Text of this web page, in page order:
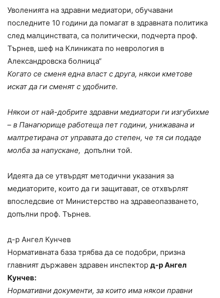
Уволенията на здравни медиатори, обучавани
последните 10 години да помагат в здравната политика
след малцинствата, са политически, подчерта проф.
Търнев, шеф на Клиниката по неврология в
Александровска болница“
Когато се сменя една власт с друга, някои кметове
искат да ги сменят с удобните.
Някои от най-добрите здравни медиатори ги изгубихме
– в Панагюрище работеща пет години, унижавана и
малтретирана от управата до степен, че тя си подаде
молба за напускане, допълни той.
Идеята да се утвърдят методични указания за
медиаторите, които да ги защитават, се отхвърлят
впоследсвие от Министерство на здравеопазването,
допълни проф. Търнев.
д-р Ангел Кунчев
Нормативната база трябва да се подобри, призна
главният държавен здравен инспектор д-р Ангел
Кунчев:
Нормативни документи, за които има някои правни